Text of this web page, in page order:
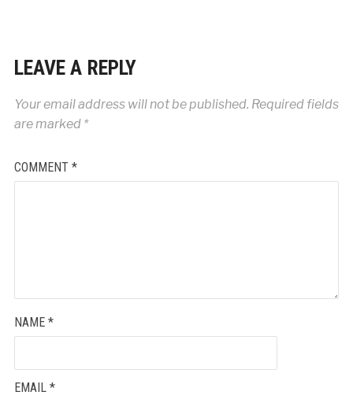
LEAVE A REPLY
Your email address will not be published. Required fields
are marked *
COMMENT *
NAME *
EMAIL *